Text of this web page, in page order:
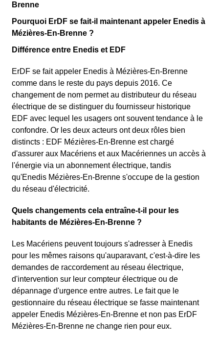
Brenne
Pourquoi ErDF se fait-il maintenant appeler Enedis à
Mézières-En-Brenne ?
Différence entre Enedis et EDF
ErDF se fait appeler Enedis à Mézières-En-Brenne
comme dans le reste du pays depuis 2016. Ce
changement de nom permet au distributeur du réseau
électrique de se distinguer du fournisseur historique
EDF avec lequel les usagers ont souvent tendance à le
confondre. Or les deux acteurs ont deux rôles bien
distincts : EDF Mézières-En-Brenne est chargé
d'assurer aux Macériens et aux Macériennes un accès à
l'énergie via un abonnement électrique, tandis
qu'Enedis Mézières-En-Brenne s'occupe de la gestion
du réseau d'électricité.
Quels changements cela entraîne-t-il pour les
habitants de Mézières-En-Brenne ?
Les Macériens peuvent toujours s'adresser à Enedis
pour les mêmes raisons qu'auparavant, c'est-à-dire les
demandes de raccordement au réseau électrique,
d'intervention sur leur compteur électrique ou de
dépannage d'urgence entre autres. Le fait que le
gestionnaire du réseau électrique se fasse maintenant
appeler Enedis Mézières-En-Brenne et non pas ErDF
Mézières-En-Brenne ne change rien pour eux.